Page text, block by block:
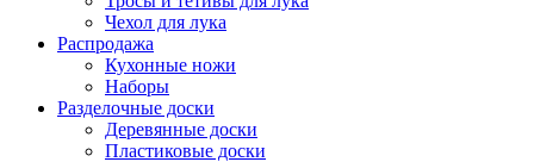
Чехол для лука
Распродажа
Кухонные ножи
Наборы
Разделочные доски
Деревянные доски
Пластиковые доски